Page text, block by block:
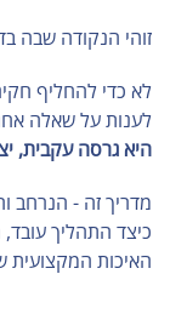
זוהי הנקודה שבה
לא כדי להחליף
לענות על שאלה
היא גרסה עקבית,
מדריך זה - הנרחב
כיצד התהליך
האיכות המקצועית